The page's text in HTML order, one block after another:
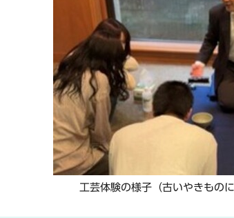
工芸体験の様子（古いやきもの